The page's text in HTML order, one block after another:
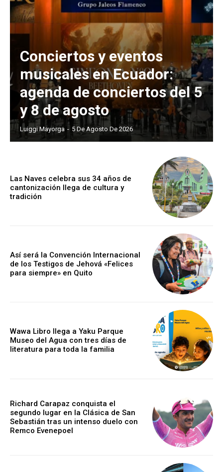
Conciertos y eventos
musicales en Ecuador:
agenda de conciertos del 5
y 8 de agosto
Luiggi Mayorga - 5 De Agosto De 2026
Las Naves celebra sus 34 años de
cantonización llega de cultura y
tradición
Así será la Convención Internacional
de los Testigos de Jehová «Felices
para siempre» en Quito
Wawa Libro llega a Yaku Parque
Museo del Agua con tres días de
literatura para toda la familia
Richard Carapaz conquista el
segundo lugar en la Clásica de San
Sebastián tras un intenso duelo con
Remco Evenepoel